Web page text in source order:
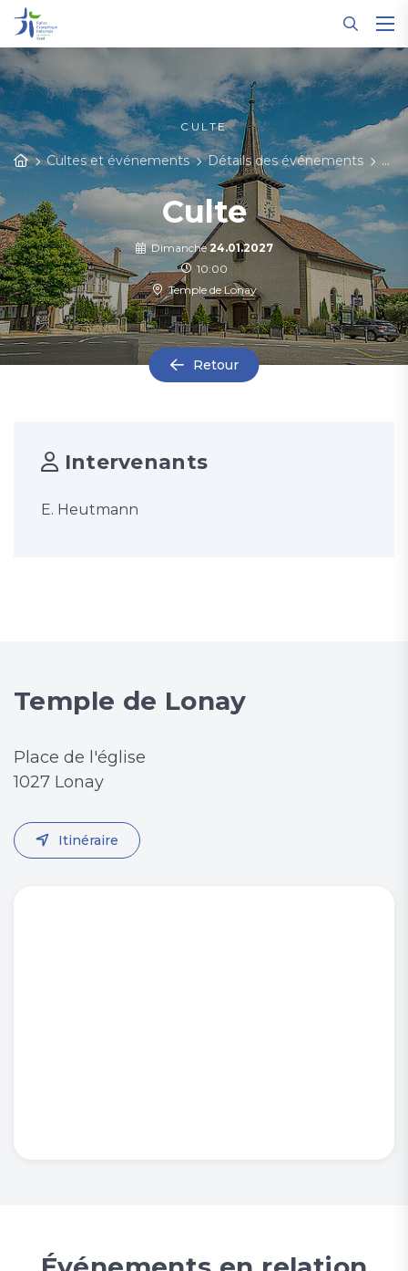
CULTE
Cultes et événements Détails des événements
Culte
Dimanche24.01.2027
10:00
Temple de Lonay
Retour
Intervenants
E. Heutmann
Temple de Lonay
Place de l'église
1027 Lonay
Itinéraire
Panneau de gestion des cookies